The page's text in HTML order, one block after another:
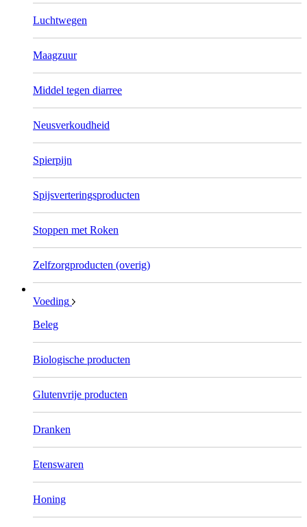
Luchtwegen
Maagzuur
Middel tegen diarree
Neusverkoudheid
Spierpijn
Spijsverteringsproducten
Stoppen met Roken
Zelfzorgproducten (overig)
Voeding
Beleg
Biologische producten
Glutenvrije producten
Dranken
Etenswaren
Honing